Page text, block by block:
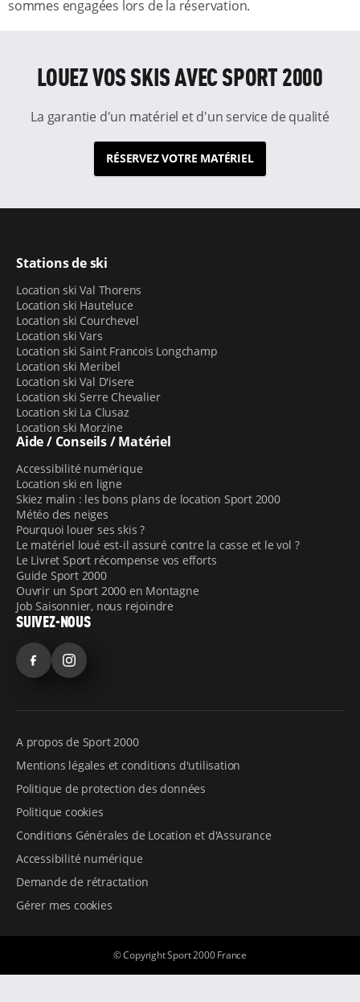
sommes engagées lors de la réservation.
LOUEZ VOS SKIS AVEC SPORT 2000
La garantie d'un matériel et d'un service de qualité
RÉSERVEZ VOTRE MATÉRIEL
Stations de ski
Location ski Val Thorens
Location ski Hauteluce
Location ski Courchevel
Location ski Vars
Location ski Saint Francois Longchamp
Location ski Meribel
Location ski Val D'isere
Location ski Serre Chevalier
Location ski La Clusaz
Location ski Morzine
Aide / Conseils / Matériel
Accessibilité numérique
Location ski en ligne
Skiez malin : les bons plans de location Sport 2000
Météo des neiges
Pourquoi louer ses skis ?
Le matériel loué est-il assuré contre la casse et le vol ?
Le Livret Sport récompense vos efforts
Guide Sport 2000
Ouvrir un Sport 2000 en Montagne
Job Saisonnier, nous rejoindre
SUIVEZ-NOUS
FacebookInstagram
A propos de Sport 2000
Mentions légales et conditions d'utilisation
Politique de protection des données
Politique cookies
Conditions Générales de Location et d'Assurance
Accessibilité numérique
Demande de rétractation
Gérer mes cookies
© Copyright Sport 2000 France